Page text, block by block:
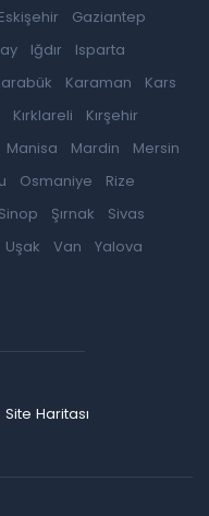
Eskişehir
Gaziantep
Iğdır
Isparta
Karaman
Kars
Kırklareli
Kırşehir
Manisa Mardin
Mersin
Osmaniye
Rize
Sinop Şırnak
Sivas
Uşak Van
Yalova
Site Haritası